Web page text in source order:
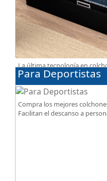
La última tecnología en
la tienes en nuestra tienda,
micromuelles?
Para Deportistas
Compra los mejores
Facilitan el descanso a